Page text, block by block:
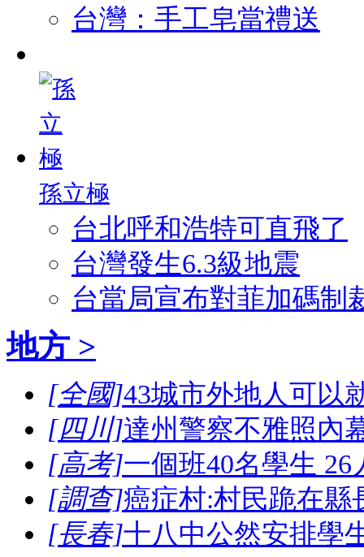
台灣：手工皂當禮送
孫立極
台北呼和浩特可直飛了
台灣發生6.3級地震
台當局宣布對菲加碼制
地方 >
[全國]43城市外地人可以
[四川]達州警察不雅照內
[高考]一個班40名學生 26
[調查]癌症村:村民跪在縣
[長春]十八中公然安排學